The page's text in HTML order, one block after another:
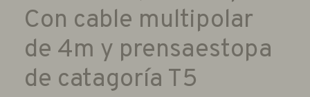
Con cable multipolar
de 4m y prensaestopa
de catagoría T5